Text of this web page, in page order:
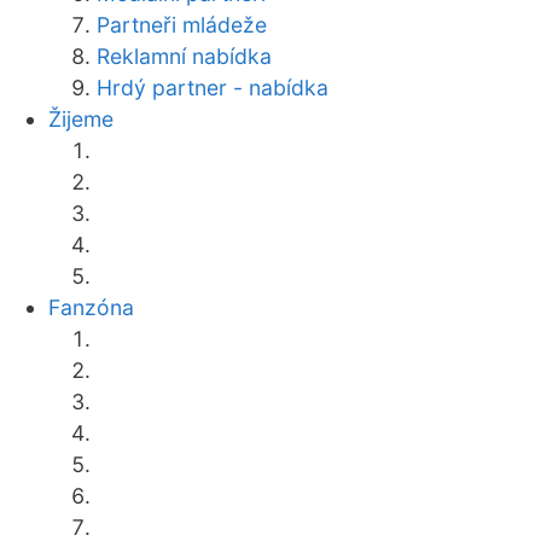
Partneři mládeže
Reklamní nabídka
Hrdý partner - nabídka
Žijeme
Fanzóna